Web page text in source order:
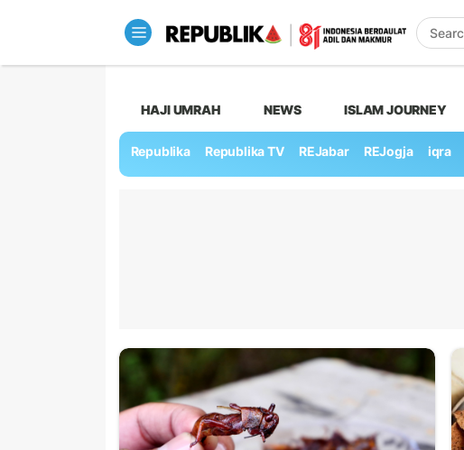
HAJI UMRAH NEWS ISLAM JOURNEY
Republika Republika TV REJabar REJogja iqra